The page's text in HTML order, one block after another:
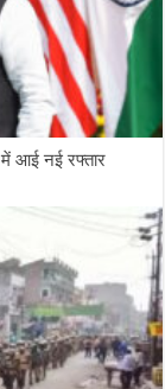
में आई नई रफ्तार